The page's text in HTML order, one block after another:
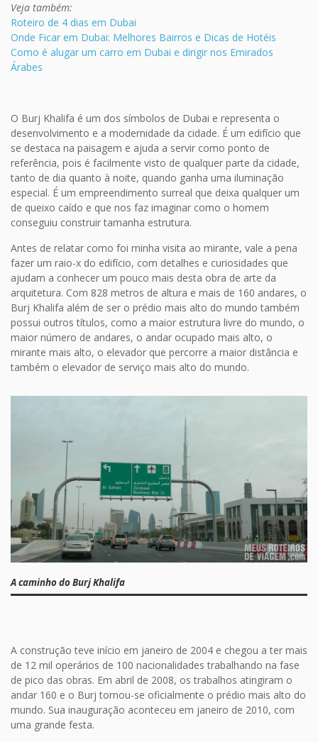
Veja também:
Roteiro de 4 dias em Dubai
Onde Ficar em Dubai: Melhores Bairros e Dicas de Hotéis
Como é alugar um carro em Dubai e dirigir nos Emirados
Árabes
O Burj Khalifa é um dos símbolos de Dubai e representa o
desenvolvimento e a modernidade da cidade. É um edifício que
se destaca na paisagem e ajuda a servir como ponto de
referência, pois é facilmente visto de qualquer parte da cidade,
tanto de dia quanto à noite, quando ganha uma iluminação
especial. É um empreendimento surreal que deixa qualquer um
de queixo caído e que nos faz imaginar como o homem
conseguiu construir tamanha estrutura.
Antes de relatar como foi minha visita ao mirante, vale a pena
fazer um raio-x do edifício, com detalhes e curiosidades que
ajudam a conhecer um pouco mais desta obra de arte da
arquitetura. Com 828 metros de altura e mais de 160 andares, o
Burj Khalifa além de ser o prédio mais alto do mundo também
possui outros títulos, como a maior estrutura livre do mundo, o
maior número de andares, o andar ocupado mais alto, o
mirante mais alto, o elevador que percorre a maior distância e
também o elevador de serviço mais alto do mundo.
A caminho do Burj Khalifa
A construção teve início em janeiro de 2004 e chegou a ter mais
de 12 mil operários de 100 nacionalidades trabalhando na fase
de pico das obras. Em abril de 2008, os trabalhos atingiram o
andar 160 e o Burj tornou-se oficialmente o prédio mais alto do
mundo. Sua inauguração aconteceu em janeiro de 2010, com
uma grande festa.